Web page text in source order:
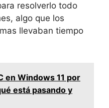
resolverlo todo
algo que los
llevaban tiempo
en Windows 11 por
está pasando y